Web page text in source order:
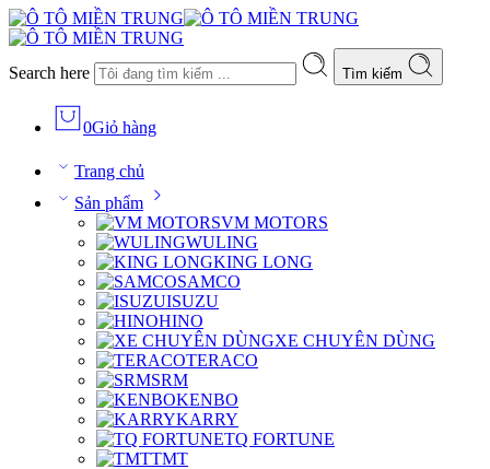
Search here Tìm kiếm
0Giỏ hàng
Trang chủ
Sản phẩm
VM MOTORS
WULING
KING LONG
SAMCO
ISUZU
HINO
XE CHUYÊN DÙNG
TERACO
SRM
KENBO
KARRY
TQ FORTUNE
TMT